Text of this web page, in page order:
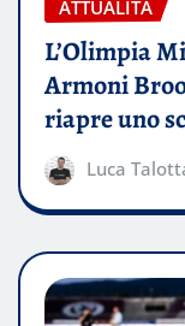
ATTUALITÀ
L’Olimpia
Armoni
riapre uno
Luca